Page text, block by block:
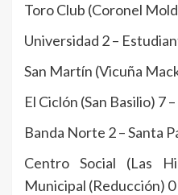
Toro Club (Coronel
Universidad 2 –
San Martín (Vicuña
El Ciclón (San Basilio) 7
Banda Norte 2 – Santa
Centro Social (Las
Municipal (Reducción) 0